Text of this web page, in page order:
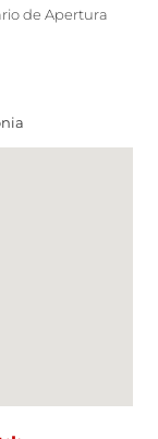
de Apertura